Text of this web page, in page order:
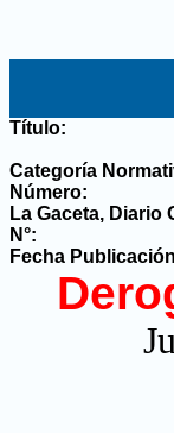
Título:
Categoría
Número:
La Gaceta, Diario
N°:
Fecha